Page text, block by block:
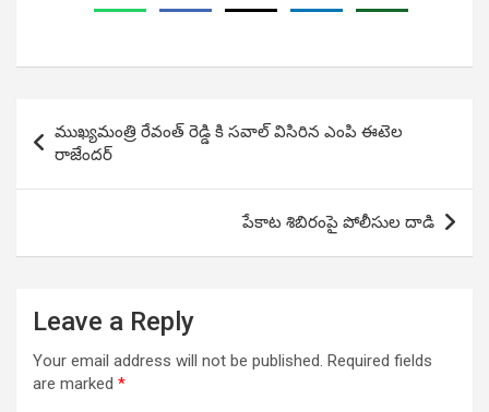
navigation
ముఖ్యమంత్రి రేవంత్ రెడ్డి కి సవాల్ విసిరిన ఎంపి ఈటెల
రాజేందర్
పేకాట శిబిరంపై పోలీసుల దాడి
Leave a Reply
Your email address will not be published. Required fields
are marked *